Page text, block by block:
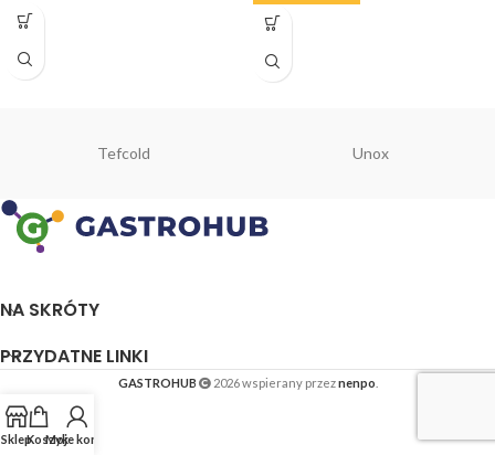
WYPOŻYCZ
Tefcold Unox
NA SKRÓTY
PRZYDATNE LINKI
GASTROHUB 2026 wspierany przeznenpo
SklepKoszykMoje konto